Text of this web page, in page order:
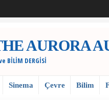
AURORA
BİLİM DERGİSİ
Sinema Çevre Bilim